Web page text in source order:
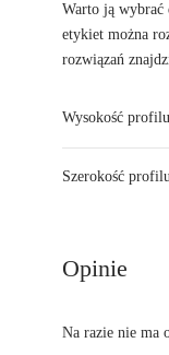
Warto ją wybrać
etykiet można
rozwiązań
Wysokość profilu
Szerokość
Opinie
Na razie nie ma